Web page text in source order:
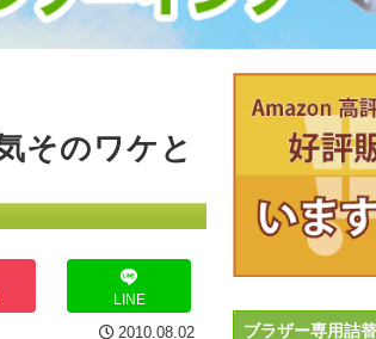
そのワケと
LINE
2010.08.02
ブラザー専用詰